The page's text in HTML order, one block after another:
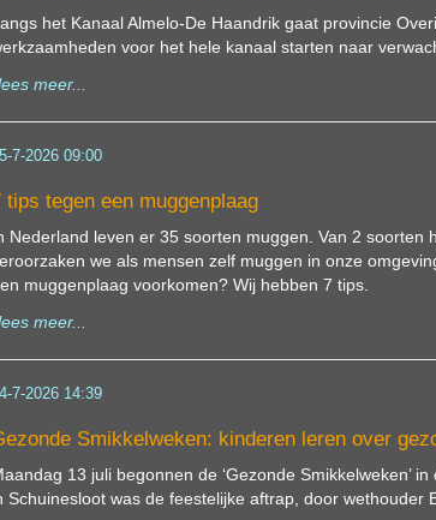
het Kanaal Almelo-De Haandrik gaat provincie
voor het hele kanaal starten naar
meer...
7-2026 09:00
tips tegen een muggenplaag
Nederland leven er 35 soorten muggen. Van 2
we als mensen zelf muggen in onze
muggenplaag voorkomen? Wij hebben 7 tips.
meer...
7-2026 14:39
Smikkelweken: kinderen leren over
13 juli begonnen de ‘Gezonde Smikkelweken’
Schuinesloot was de feestelijke aftrap, door wethouder